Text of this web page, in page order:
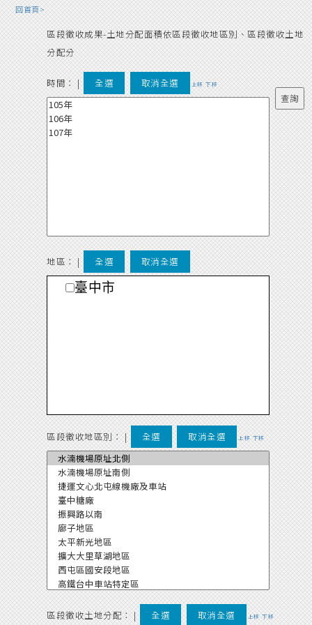
回首頁>
區段徵收成果-土地分配面積依區段徵收地區別、區段徵收土地
分配分
時間： | 全選 取消全選 上移 下移
地區： | 全選 取消全選
臺中市
區段徵收地區別： | 全選 取消全選 上移 下移
區段徵收土地分配： | 全選 取消全選 上移 下移